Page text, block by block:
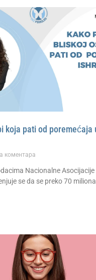
koja pati od poremećaja
коментара
Nacionalne Asocijacije
se da se preko 70